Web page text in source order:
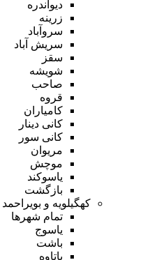
دیواندره
زرینه
سروآباد
سریش آباد
سقز
شویشه
صاحب
قروه
کامیاران
کانی دینار
کانی سور
مریوان
موچش
یاسوکند
بازگشت
کهگیلویه و بویراحمد
تمام شهر‌ها
یاسوج
باشت
پاتاوه